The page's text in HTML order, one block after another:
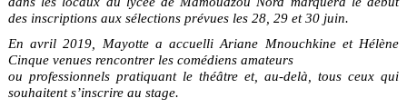
des inscriptions aux sélections prévues les 28, 29 et 30 juin.
En avril 2019, Mayotte a accuelli Ariane Mnouchkine et Hélène
Cinque venues rencontrer les comédiens amateurs
ou professionnels pratiquant le théâtre et, au-delà, tous ceux qui
souhaitent s’inscrire au stage.